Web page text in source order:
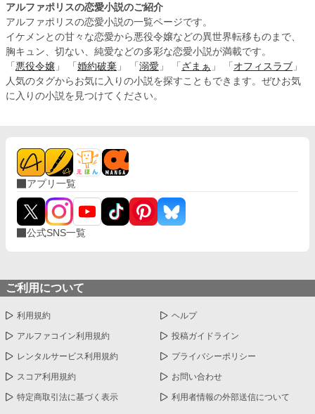
アルファポリスの恋愛小説のご紹介
アルファポリスの恋愛小説の一覧ページです。
イケメンとの甘々な恋愛から悪役令嬢などの異世界転移ものまで、
胸キュン、切ない、純愛などの多彩な恋愛小説が満載です。
「 悪役令嬢 」 「 婚約破棄 」 「 溺愛 」 「 ざまぁ 」 「 オフィスラブ 」
人気のタグからお気に入りの小説を探すこともできます。ぜひお気
に入りの小説を見つけてください。
アプリ一覧
公式SNS一覧
ご利用について
利用規約 ヘルプ
アルファコイン利用規約 投稿ガイドライン
レンタルサービス利用規約 プライバシーポリシー
スコア利用規約 お問い合わせ
特定商取引法に基づく表示 利用者情報の外部送信について